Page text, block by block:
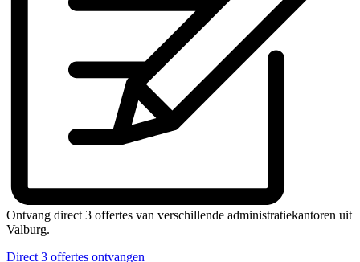
Ontvang direct 3 offertes van verschillende administratiekantoren uit
Valburg.
Direct 3 offertes ontvangen